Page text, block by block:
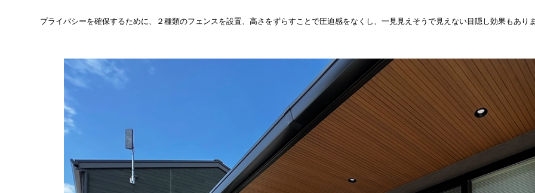
プライバシーを確保するために、２種類のフェンスを設置、高さをずらすことで圧迫感をなくし、一見見えそうで見えない目隠し効果もあり